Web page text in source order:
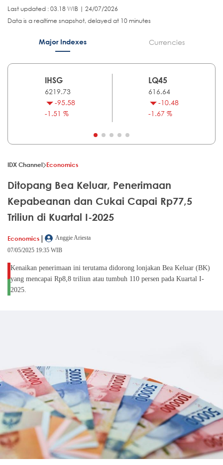
Last updated : 03.18 WIB | 24/07/2026
Data is a realtime snapshot, delayed at 10 minutes
Major Indexes Currencies
IHSG
6219.73
-95.58
-1.51 %
LQ45
616.64
-10.48
-1.67 %
IDX Channel Economics
Ditopang Bea Keluar, Penerimaan
Kepabeanan dan Cukai Capai Rp77,5
Triliun di Kuartal I-2025
Economics |
Anggie Ariesta
07/05/2025 19:35 WIB
Kenaikan penerimaan ini terutama didorong lonjakan Bea Keluar (BK)
yang mencapai Rp8,8 triliun atau tumbuh 110 persen pada Kuartal I-
2025.